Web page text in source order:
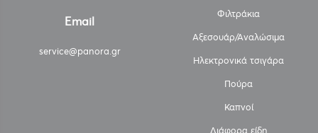
Email
service@panora.gr
Φιλτράκια
Αξεσουάρ/Αναλώσιμα
Ηλεκτρονικά τσιγάρα
Πούρα
Καπνοί
Διάφορα είδη